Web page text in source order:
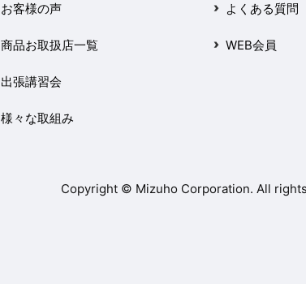
お客様の声
商品お取扱店一覧
出張講習会
様々な取組み
よくある質問
WEB会員
Copyright © Mizuho Corporation. All